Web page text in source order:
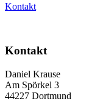
Kontakt
Kontakt
Daniel Krause
Am Spörkel 3
44227 Dortmund